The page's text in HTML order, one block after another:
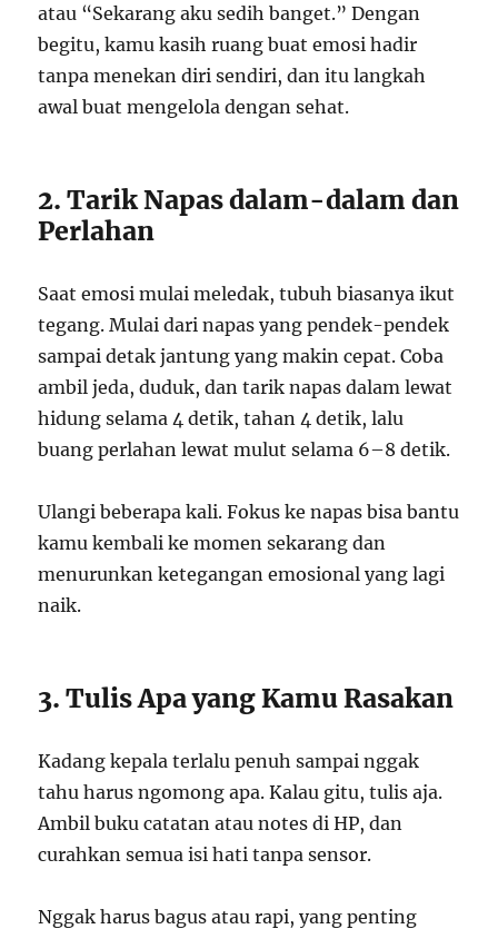
atau “Sekarang aku sedih banget.” Dengan
begitu, kamu kasih ruang buat emosi hadir
tanpa menekan diri sendiri, dan itu langkah
awal buat mengelola dengan sehat.
2. Tarik Napas dalam-dalam dan
Perlahan
Saat emosi mulai meledak, tubuh biasanya ikut
tegang. Mulai dari napas yang pendek-pendek
sampai detak jantung yang makin cepat. Coba
ambil jeda, duduk, dan tarik napas dalam lewat
hidung selama 4 detik, tahan 4 detik, lalu
buang perlahan lewat mulut selama 6–8 detik.
Ulangi beberapa kali. Fokus ke napas bisa bantu
kamu kembali ke momen sekarang dan
menurunkan ketegangan emosional yang lagi
naik.
3. Tulis Apa yang Kamu Rasakan
Kadang kepala terlalu penuh sampai nggak
tahu harus ngomong apa. Kalau gitu, tulis aja.
Ambil buku catatan atau notes di HP, dan
curahkan semua isi hati tanpa sensor.
Nggak harus bagus atau rapi, yang penting